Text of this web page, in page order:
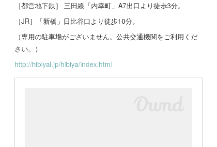
［都営地下鉄］ 三田線「内幸町」A7出口より徒歩3分。
［JR］「新橋」日比谷口より徒歩10分。
（専用の駐車場がございません。公共交通機関をご利用くだ
さい。）
http://hibiyal.jp/hibiya/index.html